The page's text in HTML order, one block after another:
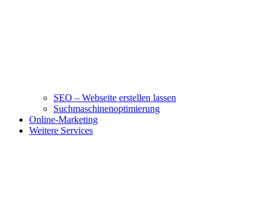
SEO – Webseite erstellen lassen
Suchmaschinenoptimierung
Online-Marketing
Weitere Services